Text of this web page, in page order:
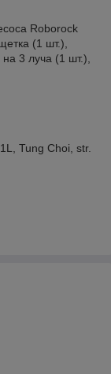
Roborock
(1 шт.),
3 луча (1 шт.),
Tung Choi, str.